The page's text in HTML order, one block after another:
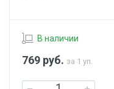
В наличии
769 руб. за 1 уп.